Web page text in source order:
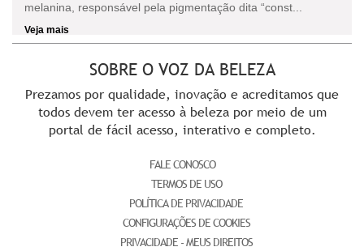
melanina, responsável pela pigmentação dita “const...
Veja mais
SOBRE O VOZ DA BELEZA
Prezamos por qualidade, inovação e acreditamos que
todos devem ter acesso à beleza por meio de um
portal de fácil acesso, interativo e completo.
FALE CONOSCO
TERMOS DE USO
POLÍTICA DE PRIVACIDADE
CONFIGURAÇÕES DE COOKIES
PRIVACIDADE - MEUS DIREITOS